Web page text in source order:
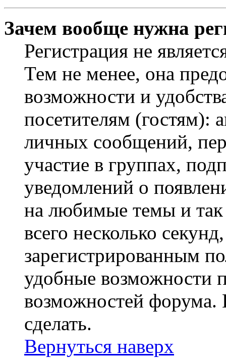
Зачем вообще нужна
Регистрация не
Тем не менее, она
возможности и
посетителям (гостям):
личных сообщений,
участие в группах,
уведомлений о
на любимые темы и так
всего несколько
зарегистрированным
удобные возможности
возможностей
сделать.
Вернуться наверх